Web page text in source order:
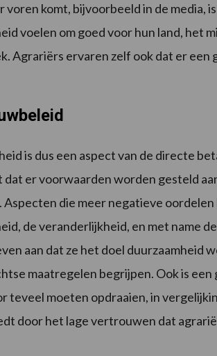
komt, bijvoorbeeld in de media,
voelen om goed voor hun land, het
Agrariërs ervaren zelf ook dat er een
is dus een aspect van de directe
er voorwaarden worden gesteld
die meer negatieve oordelen
de veranderlijkheid, en met name
aan dat ze het doel duurzaamheid
maatregelen begrijpen. Ook is een
moeten opdraaien, in
door het lage vertrouwen dat